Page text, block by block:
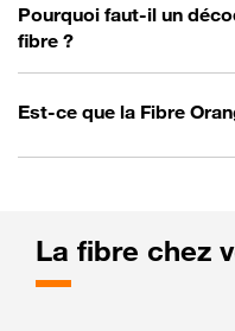
Pourquoi faut-il un
fibre ?
Est-ce que la Fibre
La fibre chez